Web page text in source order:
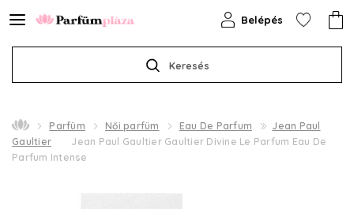
Keresés
Belépés
Parfüm Női parfüm Eau De Parfum
Jean Paul
Gaultier
Jean Paul Gaultier Gaultier Divine Le Parfum Eau De
Parfum Intense